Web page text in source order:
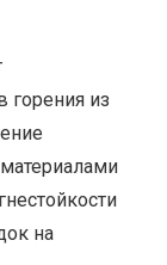
горения из
на